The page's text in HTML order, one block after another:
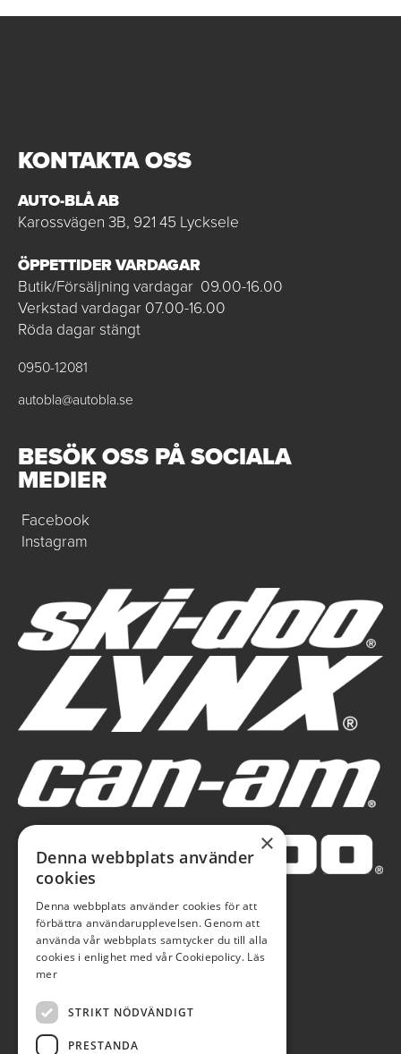
KONTAKTA OSS
AUTO-BLÅ AB
Karossvägen 3B, 921 45 Lycksele
ÖPPETTIDER VARDAGAR
Butik/Försäljning vardagar 09.00-16.00
Verkstad vardagar 07.00-16.00
Röda dagar stängt
0950-12081
autobla@autobla.se
BESÖK OSS PÅ SOCIALA
MEDIER
Facebook
Instagram
×
Denna webbplats använder
cookies
Denna webbplats använder cookies för att
förbättra användarupplevelsen. Genom att
använda vår webbplats samtycker du till alla
cookies i enlighet med vår Cookiepolicy. Läs
mer
STRIKT NÖDVÄNDIGT
PRESTANDA